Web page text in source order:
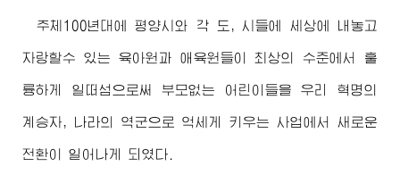
주체100년대에 평양시와 각 도, 시들에 세상에 내놓고
자랑할수 있는 육아원과 애육원들이 최상의 수준에서 훌
륭하게 일떠섬으로써 부모없는 어린이들을 우리 혁명의
계승자, 나라의 역군으로 억세게 키우는 사업에서 새로운
전환이 일어나게 되였다.